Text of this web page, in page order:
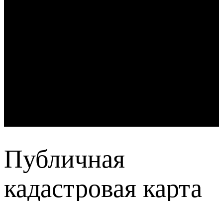
Публичная
кадастровая карта